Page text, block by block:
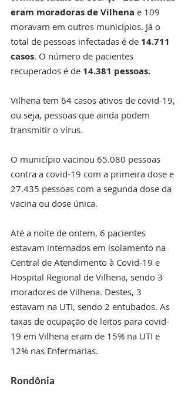
eram moradoras de Vilhena e 109
moravam em outros municípios. Já o
total de pessoas infectadas é de 14.711
casos. O número de pacientes
recuperados é de 14.381 pessoas.
Vilhena tem 64 casos ativos de covid-19,
ou seja, pessoas que ainda podem
transmitir o vírus.
O município vacinou 65.080 pessoas
contra a covid-19 com a primeira dose e
27.435 pessoas com a segunda dose da
vacina ou dose única.
Até a noite de ontem, 6 pacientes
estavam internados em isolamento na
Central de Atendimento à Covid-19 e
Hospital Regional de Vilhena, sendo 3
moradores de Vilhena. Destes, 3
estavam na UTI, sendo 2 entubados. As
taxas de ocupação de leitos para covid-
19 em Vilhena eram de 15% na UTI e
12% nas Enfermarias.
Rondônia